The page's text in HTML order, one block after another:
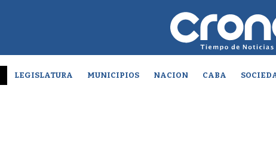
LEGISLATURA MUNICIPIOS NACION CABA